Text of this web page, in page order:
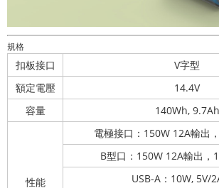
規格
扣板接口
V字型
額定電壓
14.4V
容量
140Wh, 9.7Ah
性能
電極接口：150W 12A輸出
B型口：150W 12A輸出，
USB-A：10W, 5V/